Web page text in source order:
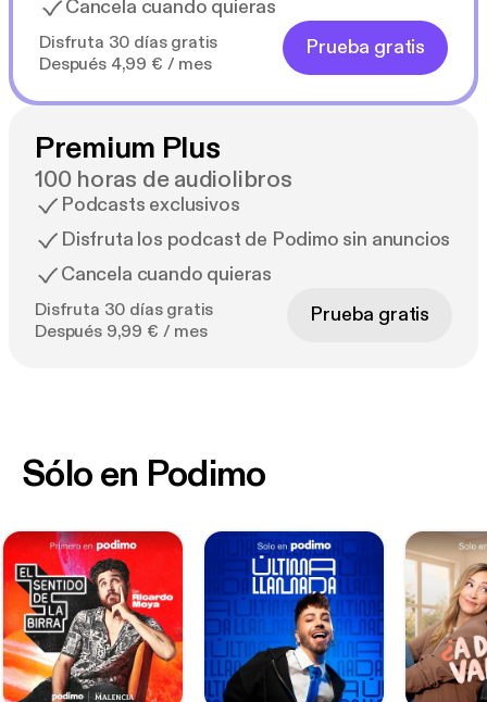
Cancela cuando quieras
Disfruta 30 días gratis
Después 4,99 € / mes
Prueba gratis
Premium Plus
100 horas de audiolibros
Podcasts exclusivos
Disfruta los podcast de Podimo sin anuncios
Cancela cuando quieras
Disfruta 30 días gratis
Después 9,99 € / mes
Prueba gratis
Sólo en Podimo